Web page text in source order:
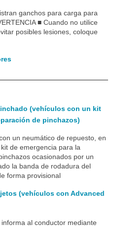
ganchos para carga para
■ Cuando no utilice
posibles lesiones, coloque
(vehículos con un kit
de pinchazos)
un neumático de repuesto, en
de emergencia para la
ocasionados por un
la banda de rodadura del
forma provisional
(vehículos con Advanced
al conductor mediante